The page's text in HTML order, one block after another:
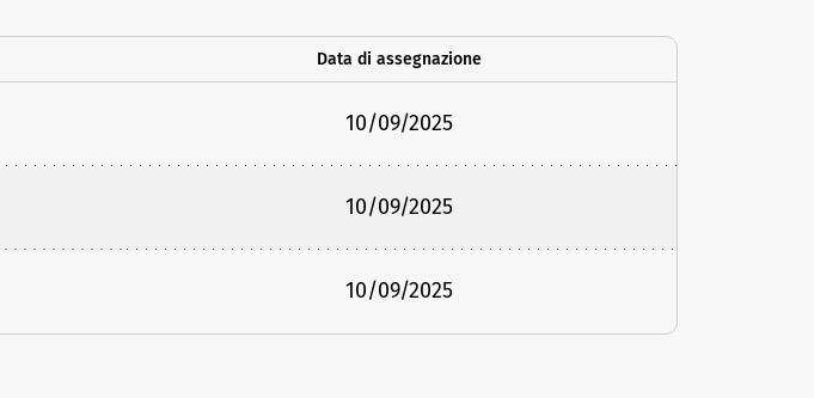
Data di assegnazione
10/09/2025
10/09/2025
10/09/2025